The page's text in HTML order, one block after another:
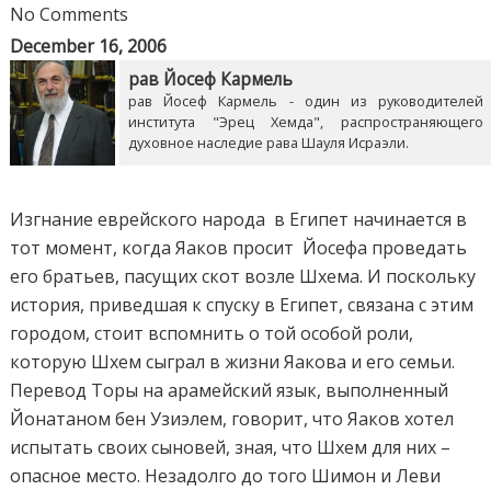
No Comments
December 16, 2006
рав Йосеф Кармель
рав Йосеф Кармель - один из руководителей
института "Эрец Хемда", распространяющего
духовное наследие рава Шауля Исраэли.
Изгнание еврейского народа в Египет начинается в
тот момент, когда Яаков просит Йосефа проведать
его братьев, пасущих скот возле Шхема. И поскольку
история, приведшая к спуску в Египет, связана с этим
городом, стоит вспомнить о той особой роли,
которую Шхем сыграл в жизни Яакова и его семьи.
Перевод Торы на арамейский язык, выполненный
Йонатаном бен Узиэлем, говорит, что Яаков хотел
испытать своих сыновей, зная, что Шхем для них –
опасное место. Незадолго до того Шимон и Леви